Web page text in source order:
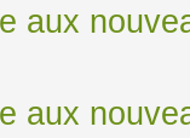
aux
aux